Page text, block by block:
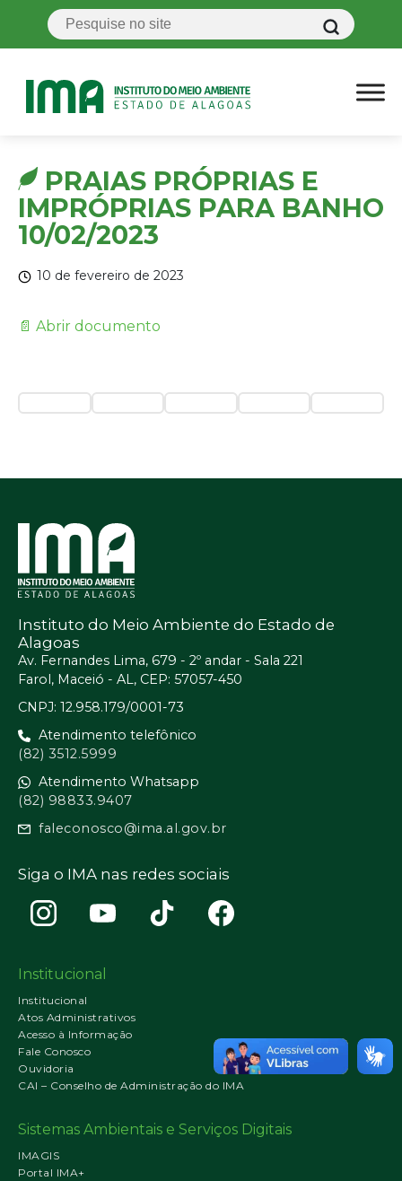
PRAIAS PRÓPRIAS E
IMPRÓPRIAS PARA BANHO
10/02/2023
10 de fevereiro de 2023
📄 Abrir documento
Instituto do Meio Ambiente do Estado de
Alagoas
Av. Fernandes Lima, 679 - 2º andar - Sala 221
Farol, Maceió - AL, CEP: 57057-450
CNPJ: 12.958.179/0001-73
Atendimento telefônico
(82) 3512.5999
Atendimento Whatsapp
(82) 98833.9407
faleconosco@ima.al.gov.br
Siga o IMA nas redes sociais
Institucional
Institucional
Atos Administrativos
Acesso à Informação
Fale Conosco
Ouvidoria
CAI – Conselho de Administração do IMA
Sistemas Ambientais e Serviços Digitais
IMAGIS
Portal IMA+